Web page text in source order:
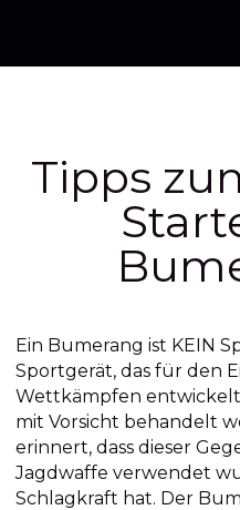
Tipps
Ein Bumerang ist KEIN
Sportgerät, das für den
Wettkämpfen
mit Vorsicht behandelt
erinnert, dass dieser
Jagdwaffe verwendet
Schlagkraft hat. Der